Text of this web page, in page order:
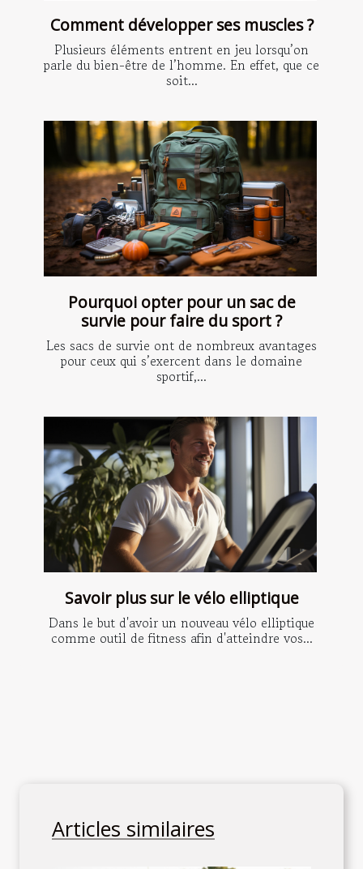
Comment développer ses muscles ?
Plusieurs éléments entrent en jeu lorsqu’on
parle du bien-être de l’homme. En effet, que ce
soit...
Pourquoi opter pour un sac de
survie pour faire du sport ?
Les sacs de survie ont de nombreux avantages
pour ceux qui s’exercent dans le domaine
sportif,...
Savoir plus sur le vélo elliptique
Dans le but d'avoir un nouveau vélo elliptique
comme outil de fitness afin d'atteindre vos...
Articles similaires